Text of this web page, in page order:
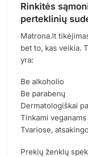
Rinkitės
perteklinių
Matrona.lt
bet to, kas veikia.
yra:
Be alkoholio
Be parabenų
Dermatologiškai
Tinkami veganams
Tvariose,
Prekių ženklų